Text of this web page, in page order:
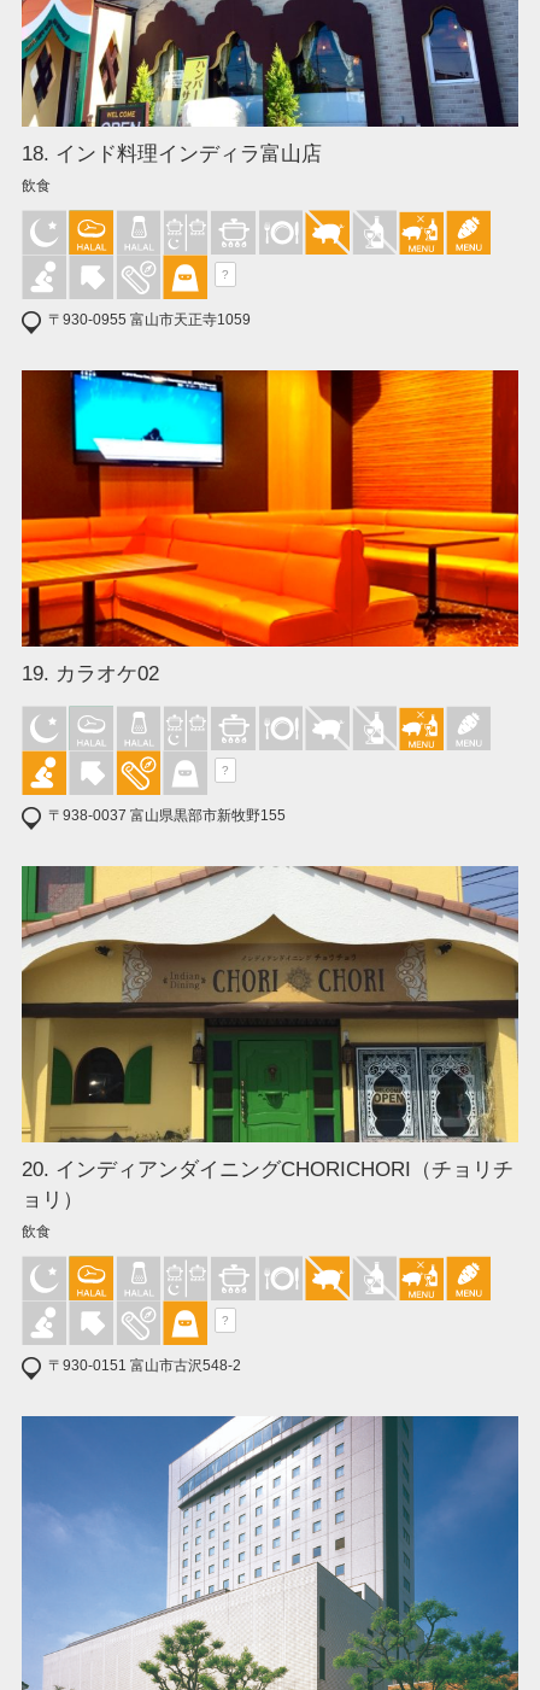
18. インド料理インディラ富山店
飲食
?
〒930-0955 富山市天正寺1059
19. カラオケ02
?
〒938-0037 富山県黒部市新牧野155
20. インディアンダイニングCHORICHORI（チョリチ
ョリ）
飲食
?
〒930-0151 富山市古沢548-2